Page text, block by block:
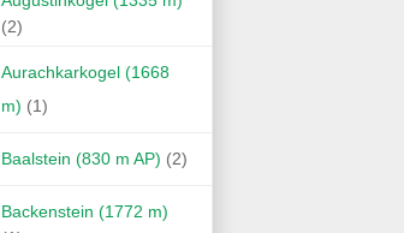
(2)
Aurachkarkogel (1668
m) (1)
Baalstein (830 m AP) (2)
Backenstein (1772 m)